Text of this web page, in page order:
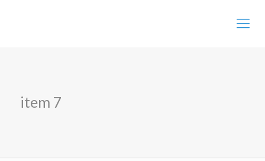
item 7